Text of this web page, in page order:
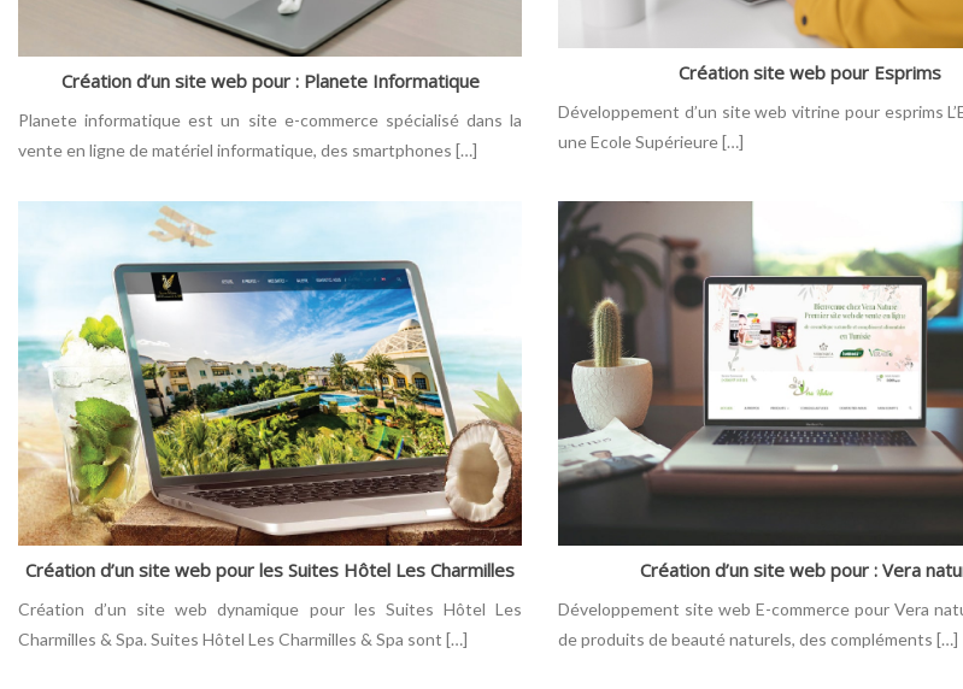
Création d’un site web pour : Planete Informatique
Planete informatique est un site e-commerce spécialisé dans la
vente en ligne de matériel informatique, des smartphones […]
Création site web pour Esprims
Développement d’un site web vitrine pour esprims
une Ecole Supérieure […]
Création d’un site web pour les Suites Hôtel Les Charmilles
Création d’un site web dynamique pour les Suites Hôtel Les
Charmilles & Spa. Suites Hôtel Les Charmilles & Spa sont […]
Création d’un site web pour : Vera
Développement site web E-commerce pour Vera
de produits de beauté naturels, des compléments […]